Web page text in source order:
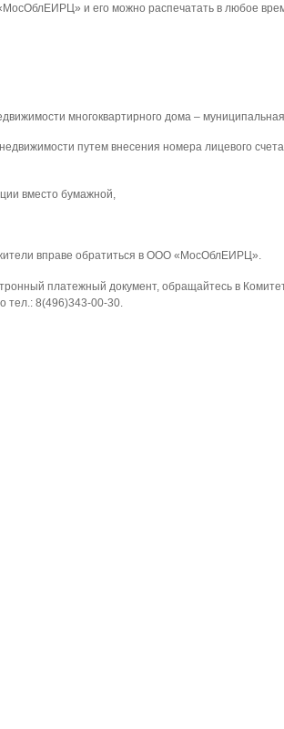
и его можно распечатать в любое
многоквартирного дома – муниципальная/
путем внесения номера лицевого счета
вместо бумажной,
вправе обратиться в ООО «МосОблЕИРЦ».
платежный документ, обращайтесь в
тел.: 8(496)343-00-30.